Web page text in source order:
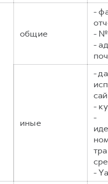
общие
-
- №
-
иные
-
-
-
-